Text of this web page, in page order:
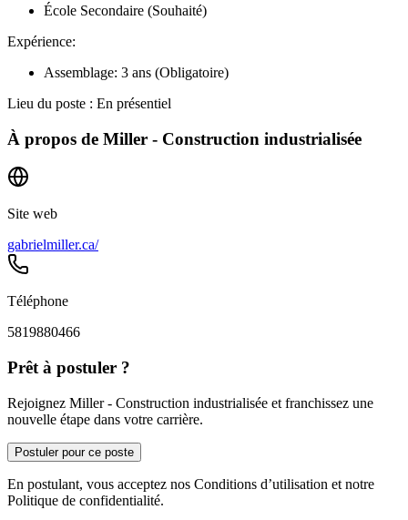
École Secondaire (Souhaité)
Expérience:
Assemblage: 3 ans (Obligatoire)
Lieu du poste : En présentiel
À propos de Miller - Construction industrialisée
Site web
gabrielmiller.ca/
Téléphone
5819880466
Prêt à postuler ?
Rejoignez Miller - Construction industrialisée et franchissez une
nouvelle étape dans votre carrière.
Postuler pour ce poste
En postulant, vous acceptez nos Conditions d’utilisation et notre
Politique de confidentialité.